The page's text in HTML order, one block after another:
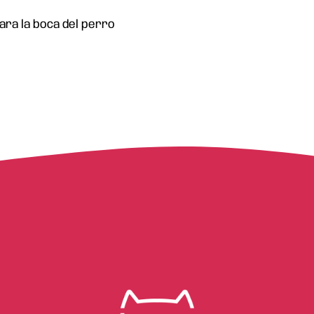
la boca del perro